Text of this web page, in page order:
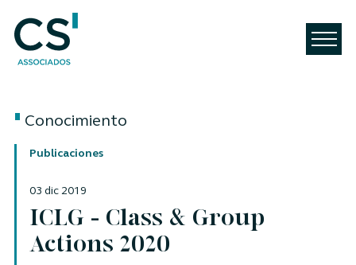
Conocimiento
Publicaciones
03 dic 2019
ICLG - Class & Group
Actions 2020